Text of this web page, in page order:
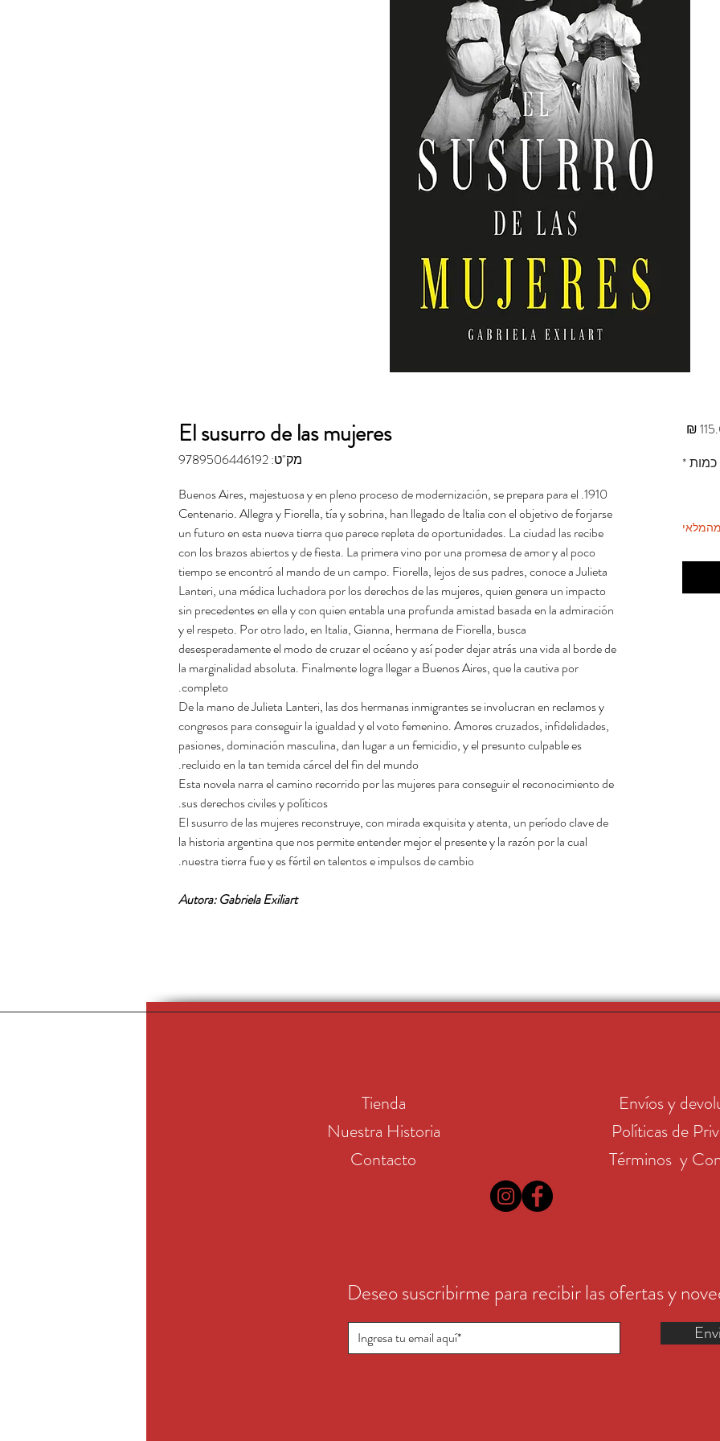
El susurro de las mujeres
מק"ט: 9789506446192
1910. Buenos Aires, majestuosa y en pleno proceso de modernización, se prepara para el
Centenario. Allegra y Fiorella, tía y sobrina, han llegado de Italia con el objetivo de forjarse
un futuro en esta nueva tierra que parece repleta de oportunidades. La ciudad las recibe
con los brazos abiertos y de fiesta. La primera vino por una promesa de amor y al poco
tiempo se encontró al mando de un campo. Fiorella, lejos de sus padres, conoce a Julieta
Lanteri, una médica luchadora por los derechos de las mujeres, quien genera un impacto
sin precedentes en ella y con quien entabla una profunda amistad basada en la admiración
y el respeto. Por otro lado, en Italia, Gianna, hermana de Fiorella, busca
desesperadamente el modo de cruzar el océano y así poder dejar atrás una vida al borde de
la marginalidad absoluta. Finalmente logra llegar a Buenos Aires, que la cautiva por
completo.
De la mano de Julieta Lanteri, las dos hermanas inmigrantes se involucran en reclamos y
congresos para conseguir la igualdad y el voto femenino. Amores cruzados, infidelidades,
pasiones, dominación masculina, dan lugar a un femicidio, y el presunto culpable es
recluido en la tan temida cárcel del fin del mundo.
Esta novela narra el camino recorrido por las mujeres para conseguir el reconocimiento de
sus derechos civiles y políticos.
El susurro de las mujeres reconstruye, con mirada exquisita y atenta, un período clave de
la historia argentina que nos permite entender mejor el presente y la razón por la cual
nuestra tierra fue y es fértil en talentos e impulsos de cambio.
Autora: Gabriela Exiliart
כמות*
Tienda
Nuestra Historia
Contacto
Envíos y
Políticas de
Términos y
Deseo suscribirme para recibir las ofertas y